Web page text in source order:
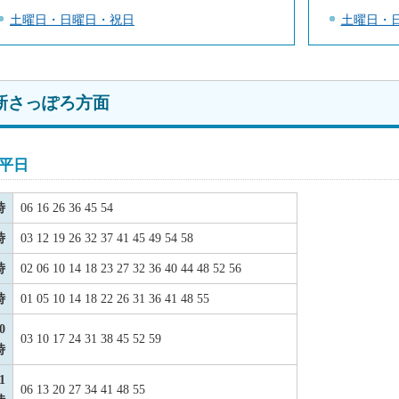
土曜日・日曜日・祝日
土曜日・
さっぽろ方面
日
06 16 26 36 45 54
03 12 19 26 32 37 41 45 49 54 58
02 06 10 14 18 23 27 32 36 40 44 48 52 56
01 05 10 14 18 22 26 31 36 41 48 55
03 10 17 24 31 38 45 52 59
06 13 20 27 34 41 48 55